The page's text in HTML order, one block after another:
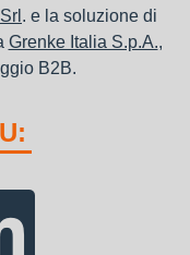
. e la soluzione di
Grenke Italia S.p.A.,
B2B.